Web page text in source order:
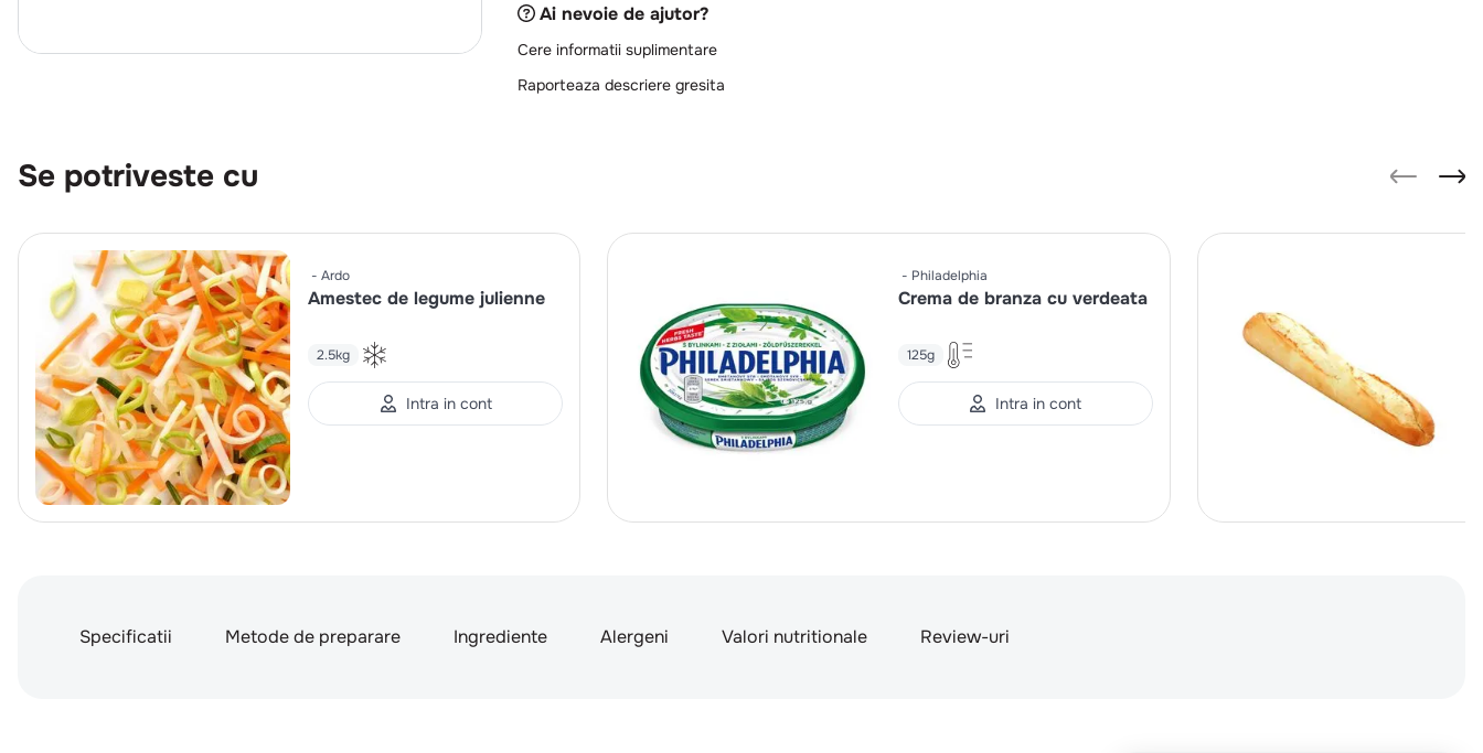
Ai nevoie de ajutor?
Cere informatii suplimentare
Raporteaza descriere gresita
Se potriveste cu
Ardo
Amestec de legume julienne
2.5kg
Intra in cont
Philadelphia
Crema de branza cu verdeata
125g
Intra in cont
Specificatii Metode de preparare Ingrediente Alergeni Valori nutritionale Review-uri